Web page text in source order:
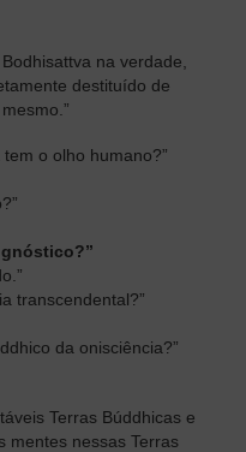
na verdade,
destituído de
o olho humano?”
transcendental?”
da onisciência?”
Terras Búddhicas e
mentes nessas Terras